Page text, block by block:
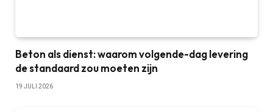
Beton als dienst: waarom volgende-dag levering
de standaard zou moeten zijn
19 JULI 2026